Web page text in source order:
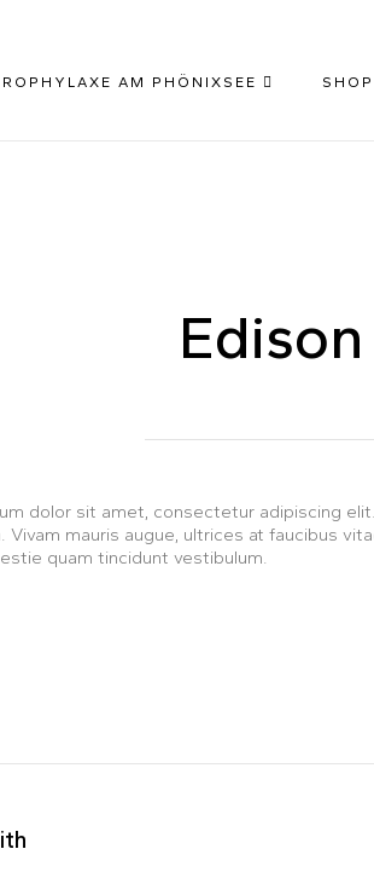
AM PHÖNIXSEE SHOP
Edison
dolor sit amet, consectetur adipiscing
Vivam mauris augue, ultrices at faucibus
quam tincidunt vestibulum.